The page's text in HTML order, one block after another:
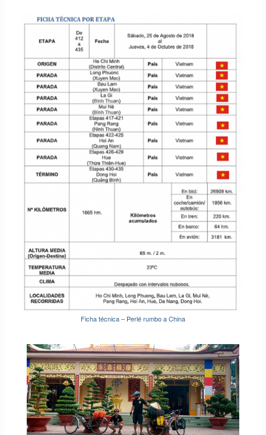
Ficha técnica – Perlé rumbo a China